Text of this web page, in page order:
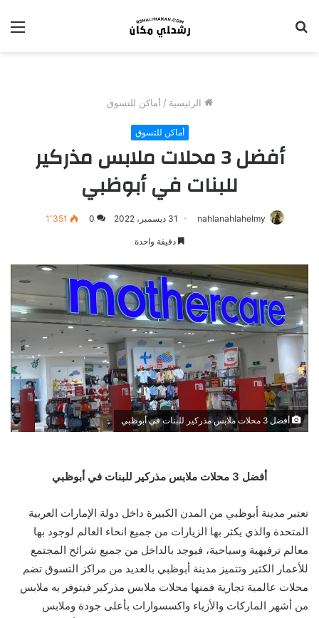
الرئيسية / أماكن للتسوق
أماكن للتسوق
أفضل 3 محلات ملابس مذركير
للبنات في أبوظبي
nahlanahlahelmy 31 ديسمبر، 2022 0 1٬351
دقيقة واحدة
أفضل 3 محلات ملابس مذركير للبنات في أبوظبي
أفضل 3 محلات ملابس مذركير للبنات في أبوظبي
تعتبر مدينة أبوظبي من المدن الكبيرة داخل دولة الإمارات العربية
المتحدة والذي يكثر بها الزيارات من جميع انحاء العالم لوجود بها
معالم ترفيهية وسياحية، فيوجد بالداخل من جميع شرائح المجتمع
للأعمار الكثير وتتميز مدينة أبوظبي بالعديد من مراكز التسوق تضم
محلات عالمية تجارية فمنها محلات ملابس مذركير فيتوفر به ملابس
من أشهر الماركات والأزياء واكسسوارات بأعلى جودة وملابس